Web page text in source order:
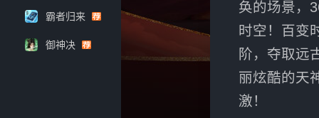
奂的场景，
时空！百变
阶，夺取远
丽炫酷的天
激！
霸者归来
御神决